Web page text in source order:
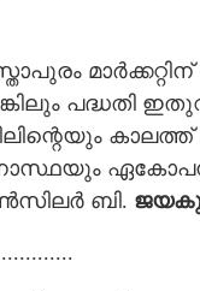
മാർക്കറ്റിന്
പദ്ധതി
ബി.